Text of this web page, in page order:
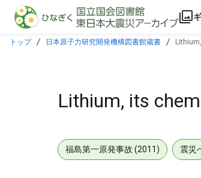
本文に飛ぶ
トップ 日本原子力研究開発機構図書館蔵書
Lithium, its
福島第一原発事故 (2011) 震災